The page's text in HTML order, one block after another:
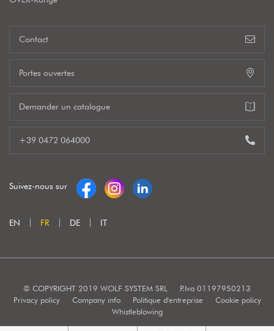
Contact
Portes ouvertes
Demander un catalogue
+39 0472 064000
Suivez-nous sur
EN FR DE IT
© COPYRIGHT 2019 WOLF SYSTEM SRL
P.Iva 01197950213
Privacy policy
Company info Politique d'entreprise
Cookie policy
Whistleblowing